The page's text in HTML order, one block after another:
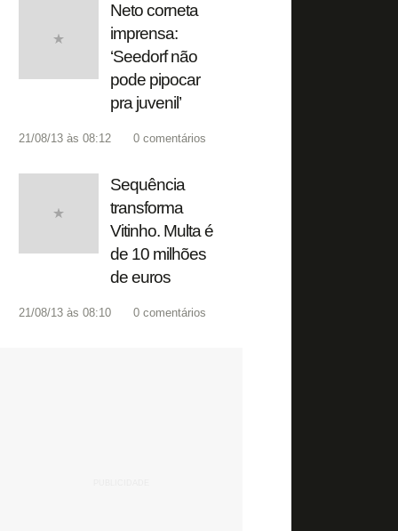
Neto corneta
imprensa:
‘Seedorf não
pode pipocar
pra juvenil’
21/08/13 às 08:12 0 comentários
Sequência
transforma
Vitinho. Multa é
de 10 milhões
de euros
21/08/13 às 08:10 0 comentários